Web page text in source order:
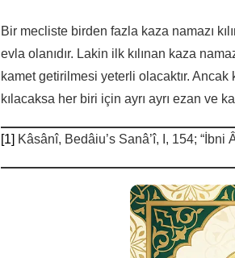
Bir mecliste birden fazla kaza namazı
evla olanıdır. Lakin ilk kılınan kaza
kamet getirilmesi yeterli olacaktır. Ancak
kılacaksa her biri için ayrı ayrı ezan ve
[1] Kâsânî, Bedâiu’s Sanâ’î, I, 154; “İbni